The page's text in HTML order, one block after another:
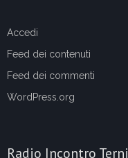
Accedi
Feed dei contenuti
Feed dei commenti
WordPress.org
Radio Incontro Terni